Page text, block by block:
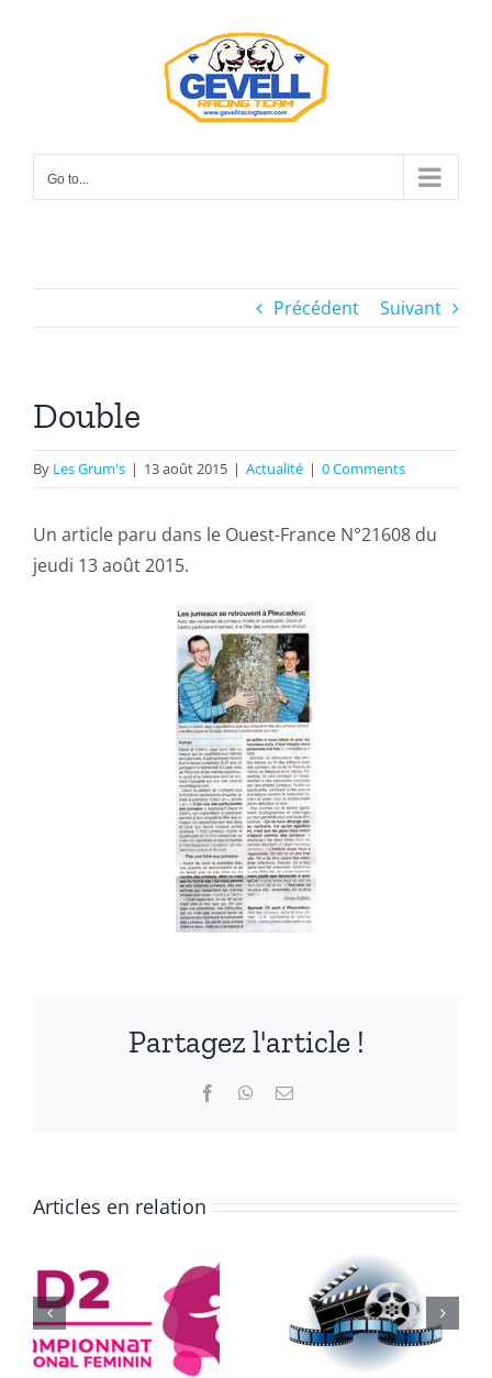
Go to...
Précédent Suivant
Double
By Les Grum's | 13 août 2015 | Actualité | 0 Comments
Un article paru dans le Ouest-France N°21608 du
jeudi 13 août 2015.
Partagez l'article !
FacebookWhatsApp
Email
Articles en relation
334 jours
Équipe de
France